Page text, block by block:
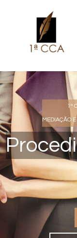
1ª
MEDIAÇÃO
Procedi